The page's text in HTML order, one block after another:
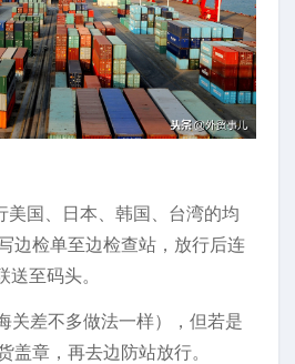
美国、日本、韩国、台湾的均
边检单至边检查站，放行后连
至码头。
关差不多做法一样），但若是
盖章，再去边防站放行。